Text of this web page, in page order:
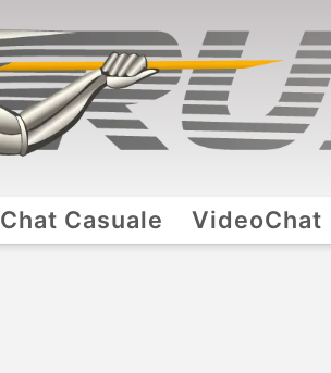
Chat Casuale VideoChat